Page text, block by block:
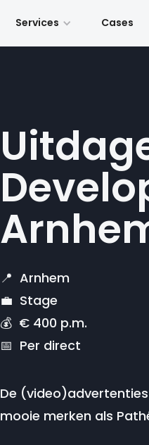
Services Cases
📍 Arnhem
💼 Stage
💰 € 400 p.m.
📅 Per direct
De
mooie merken als